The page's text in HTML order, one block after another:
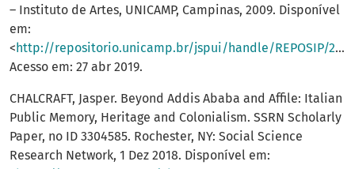
– Instituto de Artes, UNICAMP, Campinas, 2009. Disponível
em:
< http://repositorio.unicamp.br/jspui/handle/REPOSIP/284018
Acesso em: 27 abr 2019.
CHALCRAFT, Jasper. Beyond Addis Ababa and Affile: Italian
Public Memory, Heritage and Colonialism. SSRN Scholarly
Paper, no ID 3304585. Rochester, NY: Social Science
Research Network, 1 Dez 2018. Disponível em: